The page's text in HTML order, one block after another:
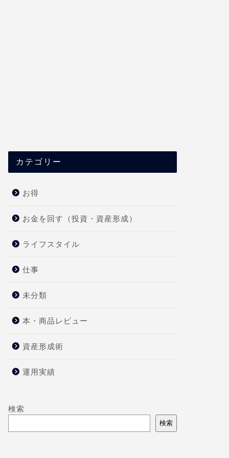
カテゴリー
お得
お金を回す（投資・資産形成）
ライフスタイル
仕事
未分類
本・商品レビュー
資産形成術
運用実績
検索
検索